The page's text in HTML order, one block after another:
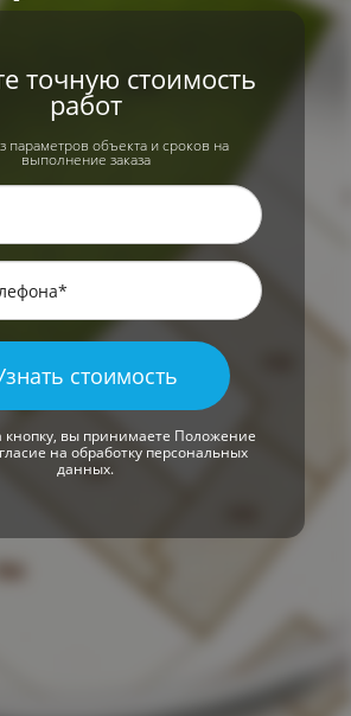
точную стоимость
работ
параметров объекта и сроков на
выполнение заказа
стоимость
вы принимаете Положение
на обработку персональных
данных.